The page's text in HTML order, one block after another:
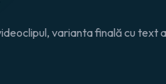
varianta finală cu text